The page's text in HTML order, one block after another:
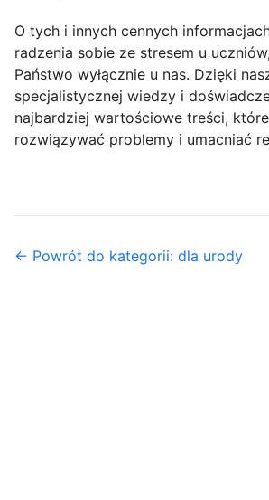
O tych i innych cennych
radzenia sobie ze stresem u
Państwo wyłącznie u nas. Dzięki
specjalistycznej wiedzy i
najbardziej wartościowe treści,
rozwiązywać problemy i umacniać
← Powrót do kategorii: dla urody